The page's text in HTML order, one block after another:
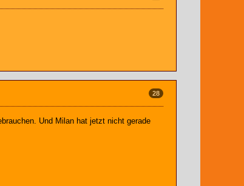
28
Und Milan hat jetzt nicht gerade